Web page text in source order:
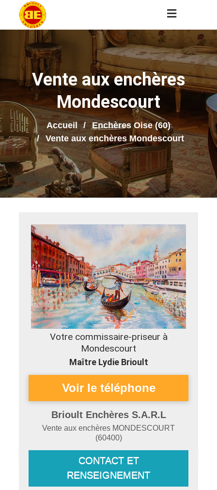
Vente aux enchères
Mondescourt
Accueil
Enchères Oise (60)
Vente aux enchères Mondescourt
Votre commissaire-priseur à
Mondescourt
Maître Lydie Brioult
Brioult Enchères S.A.R.L
Vente aux enchères MONDESCOURT
(60400)
CONTACT ET
RENSEIGNEMENT